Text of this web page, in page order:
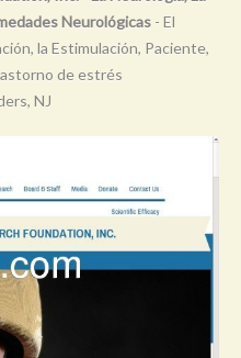
Neurológicas - El
la Estimulación, Paciente,
de estrés
NJ